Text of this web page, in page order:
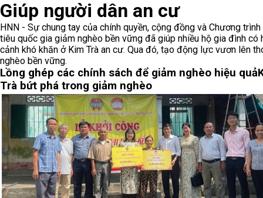
Giúp người dân an cư
HNN - Sự chung tay của chính quyền, cộng đồng và Chương
tiêu quốc gia giảm nghèo bền vững đã giúp nhiều hộ gia đình có
cảnh khó khăn ở Kim Trà an cư. Qua đó, tạo động lực vươn lên
nghèo bền vững.
Lồng ghép các chính sách để giảm nghèo hiệu quả
Trà bứt phá trong giảm nghèo